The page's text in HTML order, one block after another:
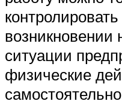
возникновении
ситуации
физические
самостоятельно